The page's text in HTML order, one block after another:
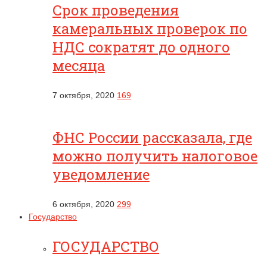
Срок проведения
камеральных проверок по
НДС сократят до одного
месяца
7 октября, 2020 169
ФНС России рассказала, где
можно получить налоговое
уведомление
6 октября, 2020 299
Государство
ГОСУДАРСТВО